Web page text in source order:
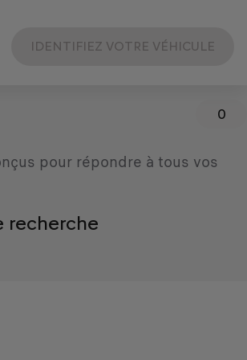
IDENTIFIEZ VOTRE VÉHICULE
0
pour répondre à tous vos
recherche